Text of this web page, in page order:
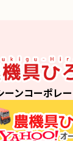
ーンコーポレ